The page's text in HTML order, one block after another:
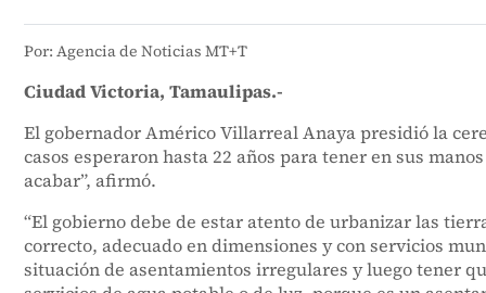
Por: Agencia de Noticias MT+T
Ciudad Victoria, Tamaulipas.-
El gobernador Américo Villarreal Anaya presidió la
casos esperaron hasta 22 años para tener en sus
acabar”, afirmó.
“El gobierno debe de estar atento de urbanizar las
correcto, adecuado en dimensiones y con servicios
situación de asentamientos irregulares y luego tener